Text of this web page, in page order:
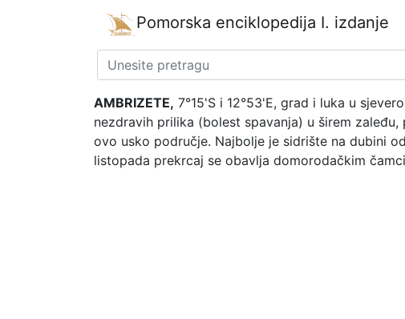
Pomorska enciklopedija I. izdanje
AMBRIZETE, 7°15'S i 12°53'E, grad i luka u
nezdravih prilika (bolest spavanja) u širem
ovo usko područje. Najbolje je sidrište na dubini
listopada prekrcaj se obavlja domorodačkim